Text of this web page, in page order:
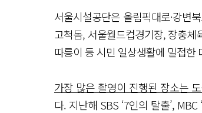
서울시설공단은 올림픽대로·강변
고척돔, 서울월드컵경기장, 장충
따릉이 등 시민 일상생활에 밀접
가장 많은 촬영이 진행된 장소는
다. 지난해 SBS ‘7인의 탈출’,